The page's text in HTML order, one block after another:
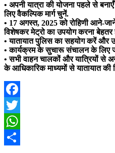
• अपनी यात्रा की योजना पहले से
लिए वैकल्पिक मार्ग चुनें.
• 17 अगस्त, 2025 को रोहिणी आने-
विशेषकर मेट्रो का उपयोग करना बेहतर
• यातायात पुलिस का सहयोग करें और
• कार्यक्रम के सुचारू संचालन के लिए
• सभी वाहन चालकों और यात्रियों से
के आधिकारिक माध्यमों से यातायात
Facebook
Twitter
WhatsApp